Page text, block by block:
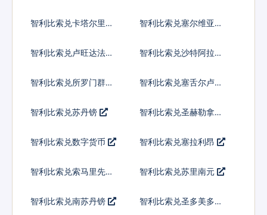
智利比索兑卡塔尔里亚
智利比索兑塞尔维亚第
智利比索兑卢旺达法郎 智利比索兑沙特阿拉伯
智利比索兑所罗门群岛
智利比索兑塞舌尔卢比
智利比索兑苏丹镑 智利比索兑圣赫勒拿镑
智利比索兑数字货币 智利比索兑塞拉利昂
智利比索兑索马里先令 智利比索兑苏里南元
智利比索兑南苏丹镑
智利比索兑圣多美多布